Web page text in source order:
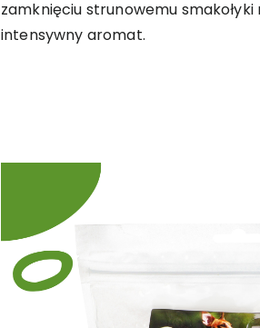
zamknięciu strunowemu smakołyki
intensywny aromat.